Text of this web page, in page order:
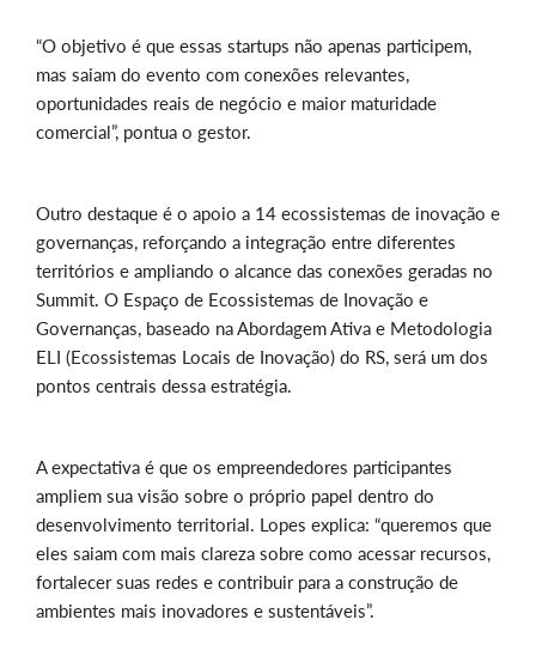
“O objetivo é que essas startups não apenas participem,
mas saiam do evento com conexões relevantes,
oportunidades reais de negócio e maior maturidade
comercial”, pontua o gestor.
Outro destaque é o apoio a 14 ecossistemas de inovação e
governanças, reforçando a integração entre diferentes
territórios e ampliando o alcance das conexões geradas no
Summit. O Espaço de Ecossistemas de Inovação e
Governanças, baseado na Abordagem Ativa e Metodologia
ELI (Ecossistemas Locais de Inovação) do RS, será um dos
pontos centrais dessa estratégia.
A expectativa é que os empreendedores participantes
ampliem sua visão sobre o próprio papel dentro do
desenvolvimento territorial. Lopes explica: “queremos que
eles saiam com mais clareza sobre como acessar recursos,
fortalecer suas redes e contribuir para a construção de
ambientes mais inovadores e sustentáveis”.